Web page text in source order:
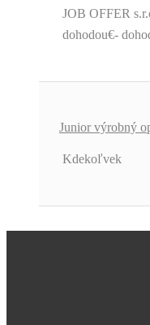
JOB OFFER
dohodou€-
Junior výrobný
Kdekoľvek